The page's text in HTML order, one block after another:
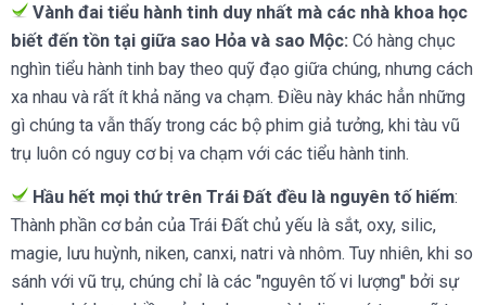
Vành đai tiểu hành tinh duy nhất mà các nhà khoa học
biết đến tồn tại giữa sao Hỏa và sao Mộc: Có hàng chục
nghìn tiểu hành tinh bay theo quỹ đạo giữa chúng, nhưng cách
xa nhau và rất ít khả năng va chạm. Điều này khác hẳn những
gì chúng ta vẫn thấy trong các bộ phim giả tưởng, khi tàu vũ
trụ luôn có nguy cơ bị va chạm với các tiểu hành tinh.
Hầu hết mọi thứ trên Trái Đất đều là nguyên tố hiếm:
Thành phần cơ bản của Trái Đất chủ yếu là sắt, oxy, silic,
magie, lưu huỳnh, niken, canxi, natri và nhôm. Tuy nhiên, khi so
sánh với vũ trụ, chúng chỉ là các "nguyên tố vi lượng" bởi sự